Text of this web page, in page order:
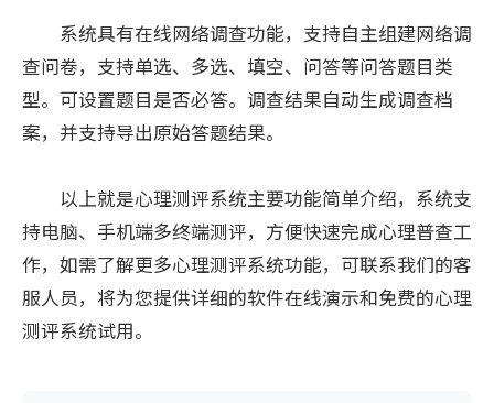
系统具有在线网络调查功能，支持自主组建网络调
查问卷，支持单选、多选、填空、问答等问答题目类
型。可设置题目是否必答。调查结果自动生成调查档
案，并支持导出原始答题结果。
以上就是心理测评系统主要功能简单介绍，系统支
持电脑、手机端多终端测评，方便快速完成心理普查工
作，如需了解更多心理测评系统功能，可联系我们的客
服人员，将为您提供详细的软件在线演示和免费的心理
测评系统试用。